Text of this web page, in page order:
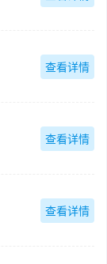
查看详情
查看详情
查看详情